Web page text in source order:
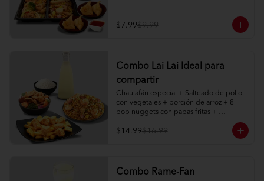
agridulce
2 limonadas naturales 250ml
$7.99$9.99
Combo Lai Lai Ideal para
compartir
Chaulafán especial + Salteado de pollo
con vegetales + porción de arroz + 8
pop nuggets con papas fritas +
$14.99$16.99
Combo Rame-Fan